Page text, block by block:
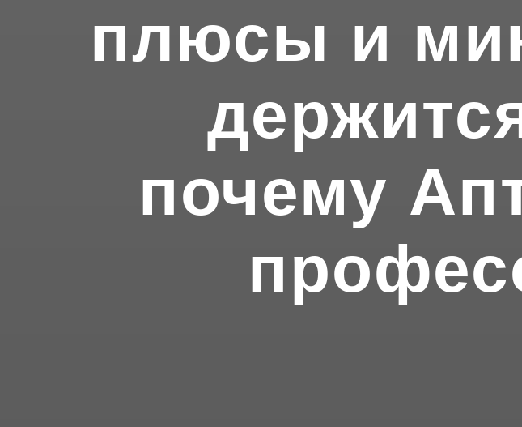
плюсы и
почему